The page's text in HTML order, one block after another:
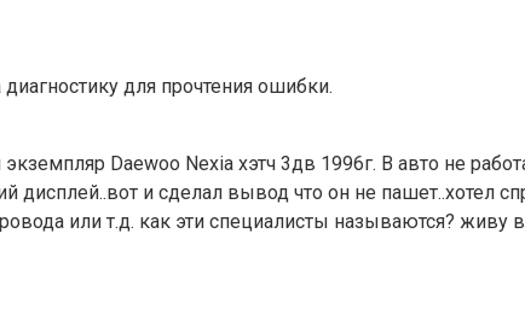
для прочтения ошибки.
Daewoo Nexia хэтч 3дв 1996г. В авто не
дисплей..вот и сделал вывод что он не пашет..хотел
или т.д. как эти специалисты называются? живу